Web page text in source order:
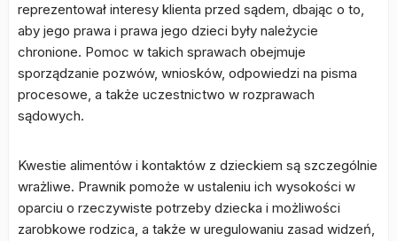
reprezentował interesy klienta przed sądem, dbając o to,
aby jego prawa i prawa jego dzieci były należycie
chronione. Pomoc w takich sprawach obejmuje
sporządzanie pozwów, wniosków, odpowiedzi na pisma
procesowe, a także uczestnictwo w rozprawach
sądowych.
Kwestie alimentów i kontaktów z dzieckiem są szczególnie
wrażliwe. Prawnik pomoże w ustaleniu ich wysokości w
oparciu o rzeczywiste potrzeby dziecka i możliwości
zarobkowe rodzica, a także w uregulowaniu zasad widzeń,